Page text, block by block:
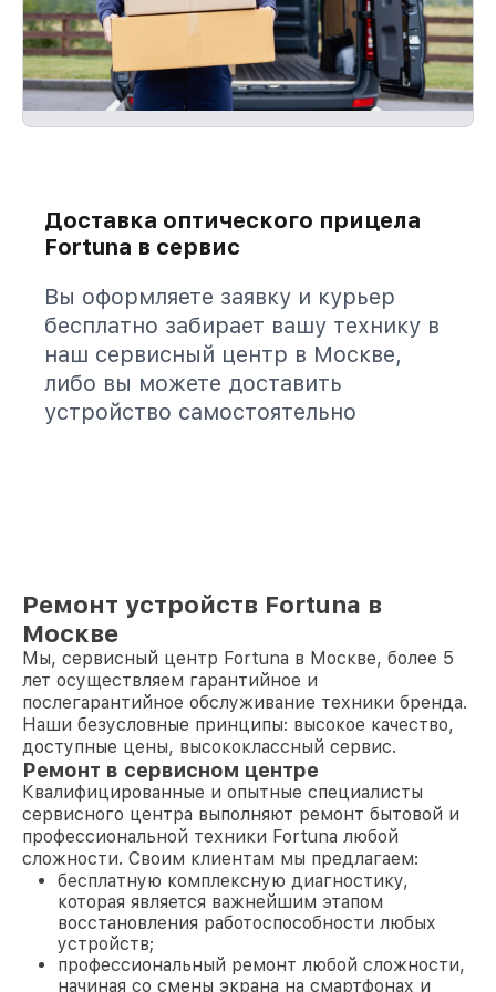
Доставка оптического прицела
Fortuna в сервис
Вы оформляете заявку и курьер
бесплатно забирает вашу технику в
наш сервисный центр в Москве,
либо вы можете доставить
устройство самостоятельно
Ремонт устройств Fortuna в
Москве
Мы, сервисный центр Fortuna в Москве, более 5
лет осуществляем гарантийное и
послегарантийное обслуживание техники бренда.
Наши безусловные принципы: высокое качество,
доступные цены, высококлассный сервис.
Ремонт в сервисном центре
Квалифицированные и опытные специалисты
сервисного центра выполняют ремонт бытовой и
профессиональной техники Fortuna любой
сложности. Своим клиентам мы предлагаем:
бесплатную комплексную диагностику,
которая является важнейшим этапом
восстановления работоспособности любых
устройств;
профессиональный ремонт любой сложности,
начиная со смены экрана на смартфонах и